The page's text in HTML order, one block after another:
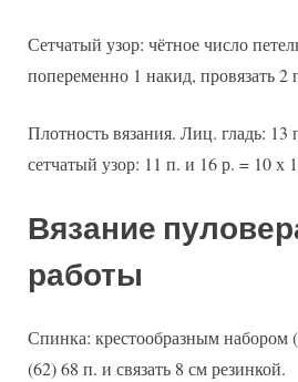
Сетчатый узор: чётное число
попеременно 1 накид, провязать 2
Плотность вязания. Лиц. гладь:
сетчатый узор: 11 п. и 16 р. = 10 х
Вязание
работы
Спинка: крестообразным набором
(62) 68 п. и связать 8 см резинкой.